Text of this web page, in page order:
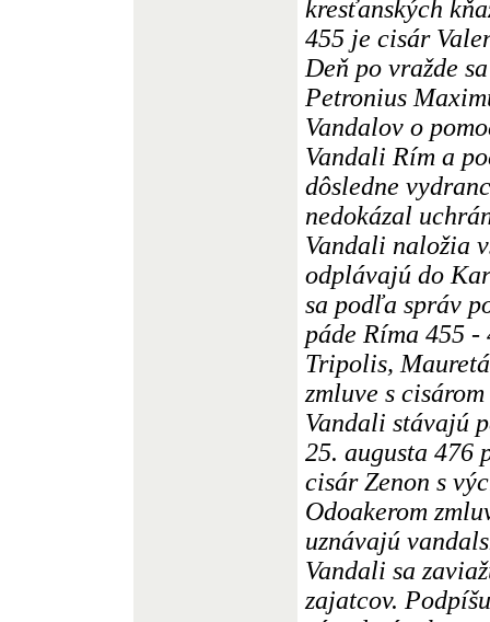
kresťanských
455 je cisár
Deň po vražde
Petronius
Vandalov o
Vandali Rím a
dôsledne
nedokázal
Vandali naložia
odplávajú do
sa podľa správ
páde Ríma 455
Tripolis,
zmluve s
Vandali stávajú
25. augusta 476
cisár Zenon s
Odoakerom
uznávajú
Vandali sa
zajatcov.